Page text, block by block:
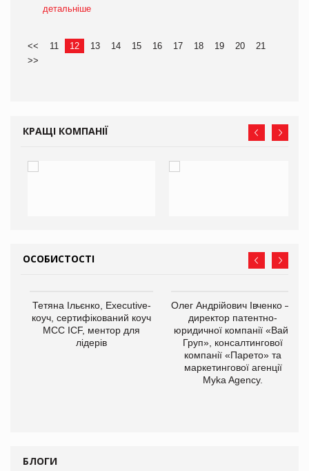
детальніше
<< 11 12 13 14 15 16 17 18 19 20
21
>>
КРАЩІ КОМПАНІЇ
ОСОБИСТОСТІ
Тетяна Ільєнко, Executive-
коуч, сертифікований коуч
МСС ICF, ментор для
лідерів
Олег Андрійович Івченко —
директор патентно-
юридичної компанії «Вайз
Груп», консалтингової
компанії «Парето» та
маркетингової агенції
Myka Agency.
БЛОГИ